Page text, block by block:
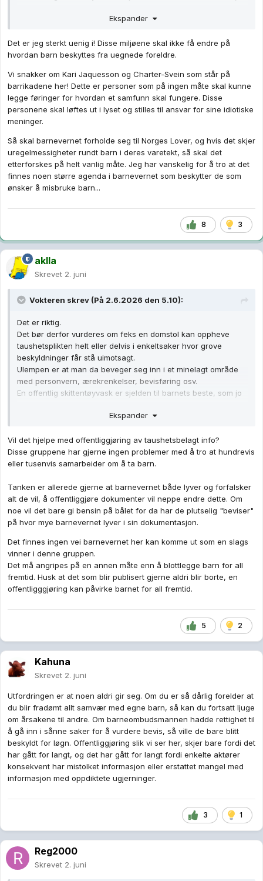
siste utvei etter at alle andre muligheter er vurdert/forsøkt av
flere uavhengige instanser, er nok den beste.
som bryter ned samfunnet fra innsiden.
Dette burde vært vektlagt mye høyere da man sa ja til fri flyt.
Ekspander
Det er jeg sterkt uenig i! Disse miljøene skal ikke få endre på
hvordan barn beskyttes fra uegnede foreldre.
Vi snakker om Kari Jaquesson og Charter-Svein som står på
barrikadene her! Dette er personer som på ingen måte skal kunne
legge føringer for hvordan et samfunn skal fungere. Disse
personene skal løftes ut i lyset og stilles til ansvar for sine idiotiske
meninger.
Så skal barnevernet forholde seg til Norges Lover, og hvis det skjer
uregelmessigheter rundt barn i deres varetekt, så skal det
etterforskes på helt vanlig måte. Jeg har vanskelig for å tro at det
finnes noen større agenda i barnevernet som beskytter de som
ønsker å misbruke barn...
8 3
aklla
Skrevet 2. juni
Vokteren skrev (På 2.6.2026 den 5.10):
Det er riktig.
Det bør derfor vurderes om feks en domstol kan oppheve
taushetsplikten helt eller delvis i enkeltsaker hvor grove
beskyldninger får stå uimotsagt.
Ulempen er at man da beveger seg inn i et minelagt område
med personvern, ærekrenkelser, bevisføring osv.
En offentlig skittentøyvask er sjelden til barnets beste, som jo
siste utvei etter at alle andre muligheter er vurdert/forsøkt av
flere uavhengige instanser, er nok den beste.
Kulturkonflikter, mistillit og konspirasjonsteorier er en høy pris
Dette burde vært vektlagt mye høyere da man sa ja til fri flyt.
Ekspander
Vil det hjelpe med offentliggjøring av taushetsbelagt info?
Disse gruppene har gjerne ingen problemer med å tro at hundrevis
eller tusenvis samarbeider om å ta barn.
Tanken er allerede gjerne at barnevernet både lyver og forfalsker
alt de vil, å offentliggjøre dokumenter vil neppe endre dette. Om
noe vil det bare gi bensin på bålet for da har de plutselig "beviser"
på hvor mye barnevernet lyver i sin dokumentasjon.
Det finnes ingen vei barnevernet her kan komme ut som en slags
vinner i denne gruppen.
Det må angripes på en annen måte enn å blottlegge barn for all
fremtid. Husk at det som blir publisert gjerne aldri blir borte, en
offentligggjøring kan påvirke barnet for all fremtid.
5 2
Kahuna
Skrevet 2. juni
Utfordringen er at noen aldri gir seg. Om du er så dårlig forelder at
du blir fradømt allt samvær med egne barn, så kan du fortsatt ljuge
om årsakene til andre. Om barneombudsmannen hadde rettighet til
å gå inn i sånne saker for å vurdere bevis, så ville de bare blitt
beskyldt for løgn. Offentliggjøring slik vi ser her, skjer bare fordi det
har gått for langt, og det har gått for langt fordi enkelte aktører
konsekvent har mistolket informasjon eller erstattet mangel med
informasjon med oppdiktete ugjerninger.
3 1
Reg2000
Skrevet 2. juni